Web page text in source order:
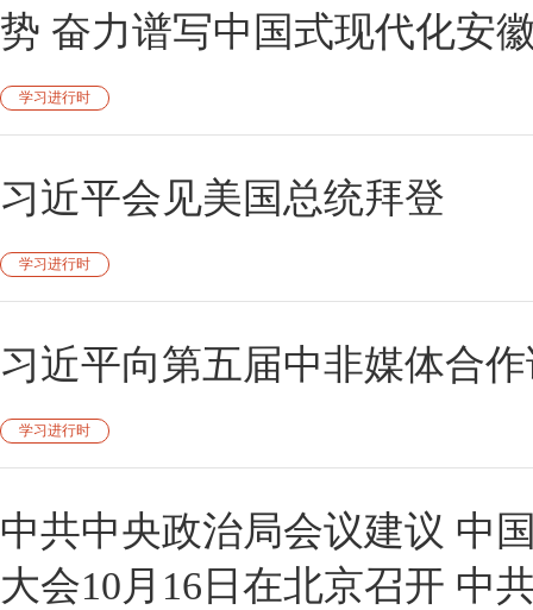
势 奋力谱写中国式现代化安
学习进行时
习近平会见美国总统拜登
学习进行时
习近平向第五届中非媒体合
学习进行时
中共中央政治局会议建议 中
大会10月16日在北京召开 中